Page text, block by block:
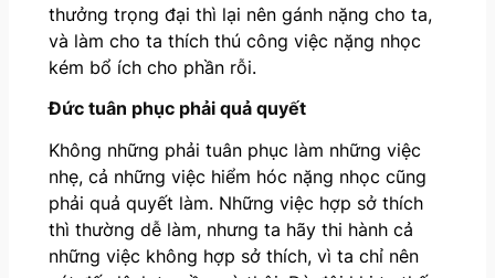
thưởng trọng đại thì lại nên gánh nặng cho ta,
và làm cho ta thích thú công việc nặng nhọc
kém bổ ích cho phần rỗi.
Đức tuân phục phải quả quyết
Không những phải tuân phục làm những việc
nhẹ, cả những việc hiểm hóc nặng nhọc cũng
phải quả quyết làm. Những việc hợp sở thích
thì thường dễ làm, nhưng ta hãy thi hành cả
những việc không hợp sở thích, vì ta chỉ nên